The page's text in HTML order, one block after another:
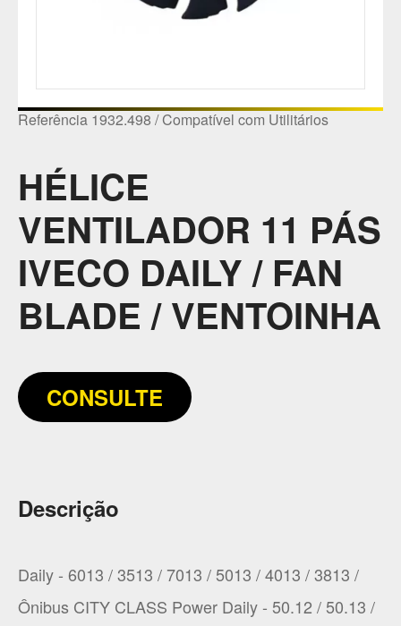
Referência 1932.498 / Compatível com Utilitários
HÉLICE
VENTILADOR 11 PÁS
IVECO DAILY / FAN
BLADE / VENTOINHA
CONSULTE
Descrição
Daily - 6013 / 3513 / 7013 / 5013 / 4013 / 3813 /
Ônibus CITY CLASS Power Daily - 50.12 / 50.13 /